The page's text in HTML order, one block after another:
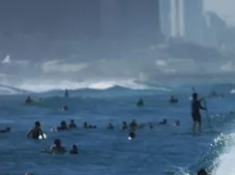
ECO SUP
KITESURF
ASHDOD 2019
CHALLENGE